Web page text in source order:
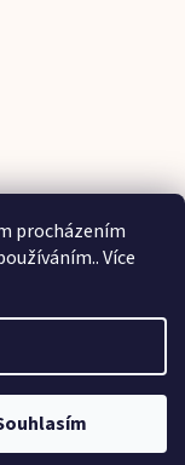
procházením
Více
. Všechna práva